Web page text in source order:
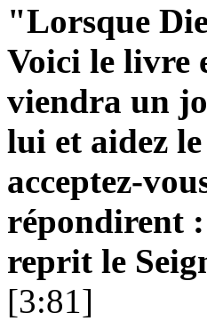
"Lorsque
Voici le livre
viendra un
lui et aidez
acceptez-
répondirent :
reprit le
[3:81]